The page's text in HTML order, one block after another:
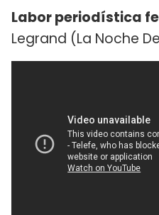
Labor periodística
Legrand (La Noche